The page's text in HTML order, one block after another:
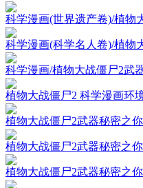
科学漫画(世界遗产卷)/植物
科学漫画(科学名人卷)/植物
科学漫画/植物大战僵尸2武
植物大战僵尸2 科学漫画环
植物大战僵尸2武器秘密之
植物大战僵尸2武器秘密之
植物大战僵尸2武器秘密之